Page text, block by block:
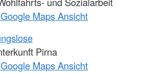
Maps Ansicht
Pirna
Maps Ansicht